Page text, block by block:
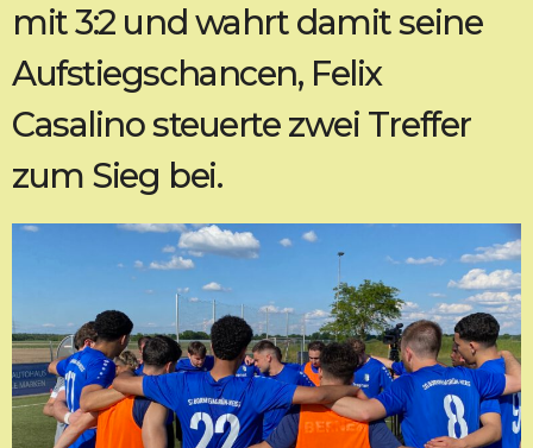
mit 3:2 und wahrt damit seine
Aufstiegschancen, Felix
Casalino steuerte zwei Treffer
zum Sieg bei.